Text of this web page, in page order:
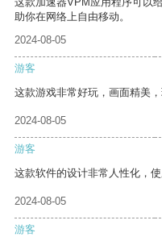
助你在网络上自由移动。
2024-08-05
游客
这款游戏非常好玩，画面精美，
2024-08-05
游客
这款软件的设计非常人性化，使
2024-08-05
游客